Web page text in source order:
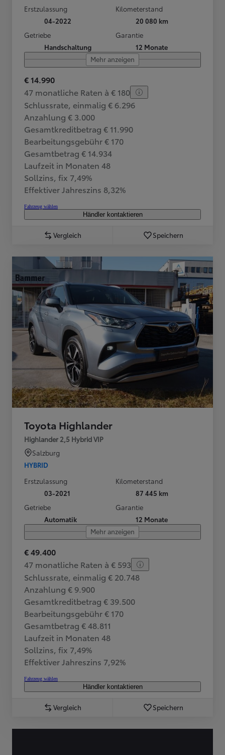
Erstzulassung
04-2022
Kilometerstand
20 080 km
Getriebe
Handschaltung
Garantie
12 Monate
Mehr anzeigen
€ 14.990
47 monatliche Raten à € 180
Schlussrate, einmalig € 6.296
Anzahlung € 3.000
Gesamtkreditbetrag € 11.990
Bearbeitungsgebühr € 170
Gesamtbetrag € 14.934
Laufzeit in Monaten 48
Sollzins, fix 7,49%
Effektiver Jahreszins 8,32%
Fahrzeug wählen
Händler kontaktieren
Vergleich Speichern
Toyota Highlander
Highlander 2,5 Hybrid VIP
Salzburg
HYBRID
Erstzulassung
03-2021
Kilometerstand
87 445 km
Getriebe
Automatik
Garantie
12 Monate
Mehr anzeigen
€ 49.400
47 monatliche Raten à € 593
Schlussrate, einmalig € 20.748
Anzahlung € 9.900
Gesamtkreditbetrag € 39.500
Bearbeitungsgebühr € 170
Gesamtbetrag € 48.811
Laufzeit in Monaten 48
Sollzins, fix 7,49%
Effektiver Jahreszins 7,92%
Fahrzeug wählen
Händler kontaktieren
Vergleich Speichern